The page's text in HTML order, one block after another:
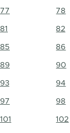
77 78
81 82
85 86
89 90
93 94
97 98
101 102